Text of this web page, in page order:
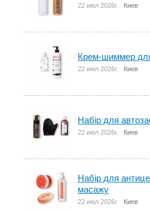
22 июл 2026г. Киев
Крем-шиммер
22 июл 2026г. Киев
Набір для
22 июл 2026г. Киев
Набір для
масажу
22 июл 2026г. Киев